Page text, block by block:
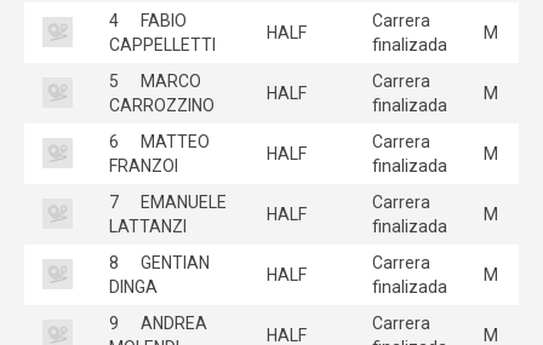
4
FABIO
CAPPELLETTI
HALF
Carrera
finalizada
M
5
MARCO
CARROZZINO
HALF
Carrera
finalizada
M
6
MATTEO
FRANZOI
HALF
Carrera
finalizada
M
7
EMANUELE
LATTANZI
HALF
Carrera
finalizada
M
8
GENTIAN
DINGA
HALF
Carrera
finalizada
M
9
ANDREA
HALF
Carrera
M